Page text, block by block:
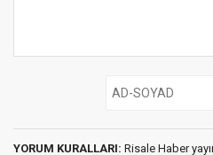
YORUM KURALLARI: Risale Haber